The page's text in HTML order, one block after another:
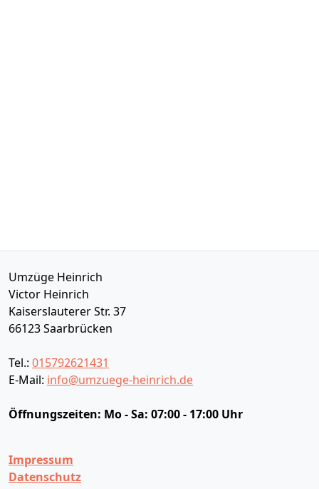
Umzüge Heinrich
Victor Heinrich
Kaiserslauterer Str. 37
66123Saarbrücken
Tel.: 015792621431
E-Mail: info@umzuege-heinrich.de
Öffnungszeiten: Mo - Sa: 07:00 - 17:00 Uhr
Impressum
Datenschutz